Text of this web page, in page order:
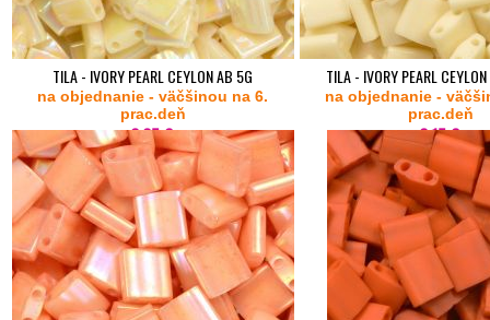
TILA - IVORY PEARL CEYLON AB 5G
na objednanie - väčšinou na 6.
prac.deň
2,35 €
TILA - IVORY PEARL
na objednanie -
prac.deň
2,15 €